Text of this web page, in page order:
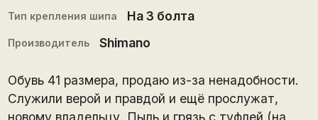
Тип крепления шипа На 3 болта
Производитель Shimano
Обувь 41 размера, продаю из-за ненадобности.
Служили верой и правдой и ещё прослужат,
новому владельцу. Пыль и грязь с туфлей (на